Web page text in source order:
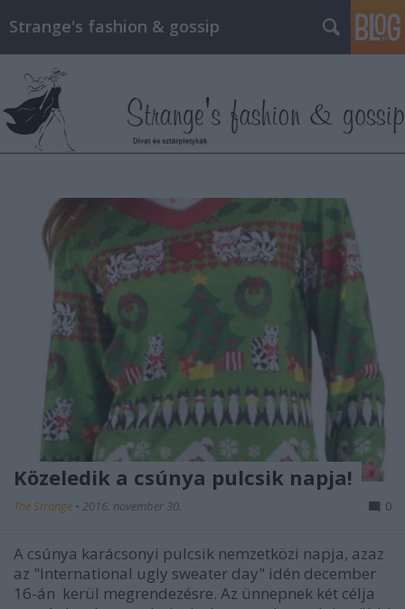
Strange's fashion & gossip
Közeledik a csúnya pulcsik napja!
The Strange • 2016. november 30. 0
A csúnya karácsonyi pulcsik nemzetközi napja, azaz
az "International ugly sweater day" idén december
16-án kerül megrendezésre. Az ünnepnek két célja